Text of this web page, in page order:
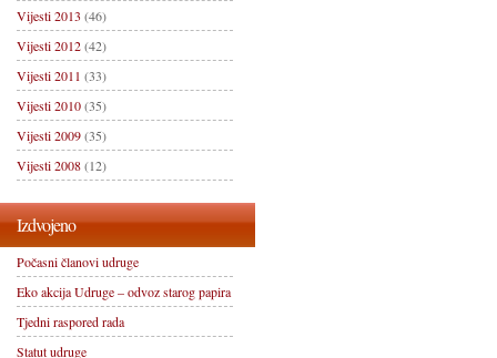
Vijesti 2013 (46)
Vijesti 2012(42)
Vijesti 2011 (33)
Vijesti 2010(35)
Vijesti 2009(35)
Vijesti 2008(12)
Izdvojeno
Počasni članovi udruge
Eko akcija Udruge – odvoz starog papira
Tjedni raspored rada
Statut udruge